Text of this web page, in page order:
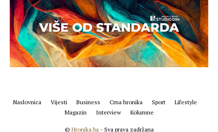
Naslovnica Vijesti Business Crna hronika Sport
Lifestyle
Magazin
Interview Kolumne
© Hronika.ba - Sva prava zadržana